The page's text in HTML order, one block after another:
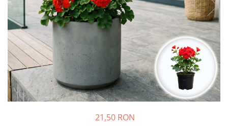
Bulbi de Echinacea
Bulbi de Frezie
Bulbi de Fritillaria
Bulbi de Gaillardia (Kokarda)
Bulbi de Gladiole
Bulbi de Irisi - Stanjenel
Bulbi de Lalele
Păr - Pyrus communis
Smochini - Ficus carica
Viță de Vie - Vitis
Zmeur - Rubus
21,50 RON